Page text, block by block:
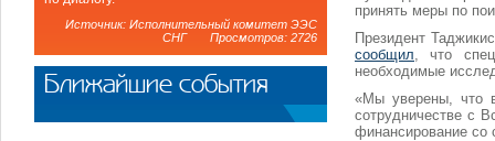
принять меры по
Президент
сообщил , что
необходимые
«Мы уверены, что
сотрудничестве с
финансирование со
Источник: Исполнительный комитет ЭЭС
СНГ Просмотров: 2726
Ближайшие события